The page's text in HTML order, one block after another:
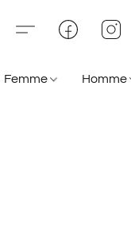
Femme Homme